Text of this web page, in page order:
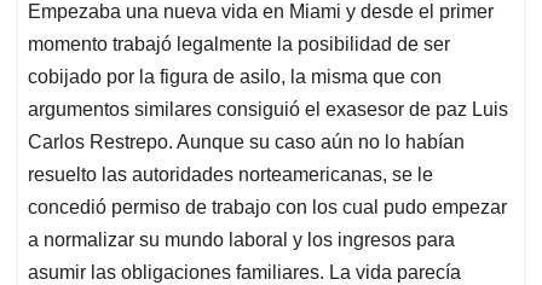
Empezaba una nueva vida en Miami y desde el primer
momento trabajó legalmente la posibilidad de ser
cobijado por la figura de asilo, la misma que con
argumentos similares consiguió el exasesor de paz Luis
Carlos Restrepo. Aunque su caso aún no lo habían
resuelto las autoridades norteamericanas, se le
concedió permiso de trabajo con los cual pudo empezar
a normalizar su mundo laboral y los ingresos para
asumir las obligaciones familiares. La vida parecía